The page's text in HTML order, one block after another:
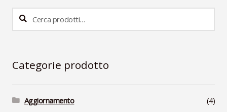
Cerca:
Cerca
Categorie prodotto
Aggiornamento
(4)